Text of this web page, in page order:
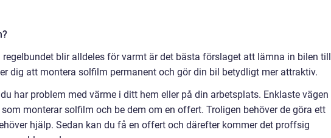
blir alldeles för varmt är det bästa förslaget att lämna in bilen till
dig att montera solfilm permanent och gör din bil betydligt mer attraktiv.
har problem med värme i ditt hem eller på din arbetsplats. Enklaste vägen
monterar solfilm och be dem om en offert. Troligen behöver de göra ett
hjälp. Sedan kan du få en offert och därefter kommer det proffsig